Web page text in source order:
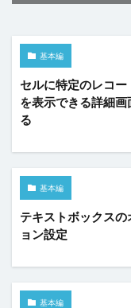
基本編
セルに特定のレコー
を表示できる詳細画
る
基本編
テキストボックスの
ョン設定
基本編
インラインフレー
クラウドストレー
クラウドストレー
グラフのクリック
コンボボックス
サーバーサイド処理
スケジュールタスク
セルの書式設定
チェックボックス
データセット